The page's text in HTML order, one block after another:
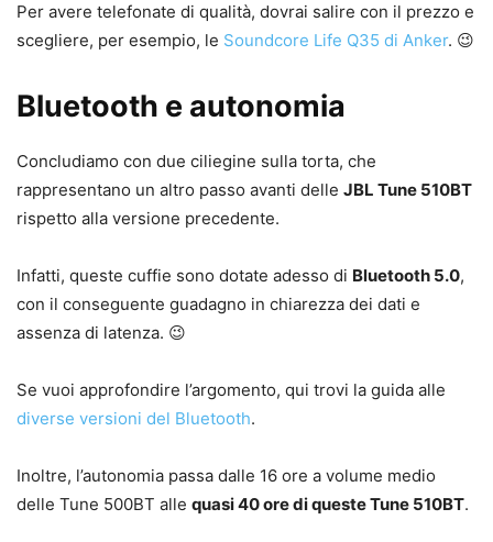
Per avere telefonate di qualità, dovrai salire con il prezzo e
scegliere, per esempio, le Soundcore Life Q35 di Anker. 😉
Bluetooth e autonomia
Concludiamo con due ciliegine sulla torta, che
rappresentano un altro passo avanti delle JBL Tune 510BT
rispetto alla versione precedente.
Infatti, queste cuffie sono dotate adesso di Bluetooth 5.0,
con il conseguente guadagno in chiarezza dei dati e
assenza di latenza. 😉
Se vuoi approfondire l’argomento, qui trovi la guida alle
diverse versioni del Bluetooth.
Inoltre, l’autonomia passa dalle 16 ore a volume medio
delle Tune 500BT alle quasi 40 ore di queste Tune 510BT.